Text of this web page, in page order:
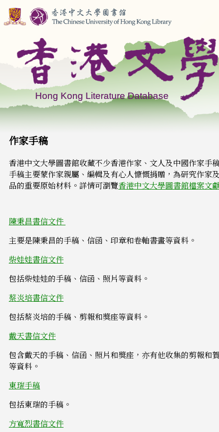
作家手稿
香港中文大學圖書館收藏不少香港作家、文人及中國作家手
手稿主要蒙作家親屬、編輯及有心人慷慨捐贈，為研究作家
品的重要原始材料。詳情可瀏覽香港中文大學圖書館檔案文
陳秉昌書信文件
主要是陳秉昌的手稿、信函、印章和卷軸書畫等資料。
柴娃娃書信文件
包括柴娃娃的手稿、信函、照片等資料。
蔡炎培書信文件
包括蔡炎培的手稿、剪報和獎座等資料。
戴天書信文件
包含戴天的手稿、信函、照片和獎座，亦有他收集的剪報和
等資料。
東瑞手稿
包括東瑞的手稿。
方寬烈書信文件